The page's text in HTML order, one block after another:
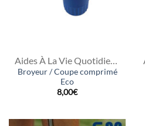
Aides À La Vie Quotidienne
Broyeur / Coupe comprimé
Eco
8,00€